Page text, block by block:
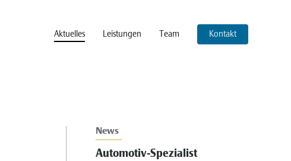
Aktuelles Leistungen Team Kontakt
News
Automotiv-Spezialist